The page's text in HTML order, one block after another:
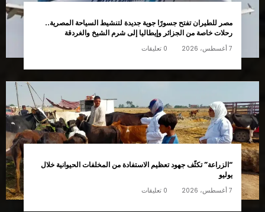
مصر للطيران تفتح جسورًا جوية جديدة لتنشيط السياحة المصرية..
رحلات خاصة من الجزائر وإيطاليا إلى شرم الشيخ والغردقة
7 أغسطس، 2026 0 تعليقات
“الزراعة” تكثّف جهود تعظيم الاستفادة من المخلفات الحيوانية خلال
يوليو
7 أغسطس، 2026 0 تعليقات